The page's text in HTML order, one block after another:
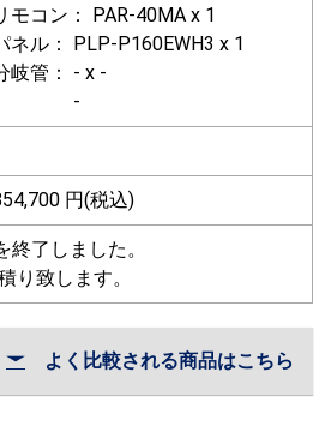
モコン： PAR-40MA x 1
ネル： PLP-P160EWH3 x 1
岐管： - x -
-
円(税込)
了しました。
り致します。
よく比較される商品はこちら